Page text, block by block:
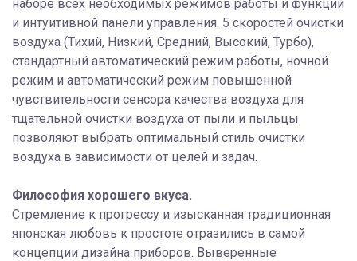
наборе всех необходимых режимов работы и функций
и интуитивной панели управления. 5 скоростей очистки
воздуха (Тихий, Низкий, Средний, Высокий, Турбо),
стандартный автоматический режим работы, ночной
режим и автоматический режим повышенной
чувствительности сенсора качества воздуха для
тщательной очистки воздуха от пыли и пыльцы
позволяют выбрать оптимальный стиль очистки
воздуха в зависимости от целей и задач.
Философия хорошего вкуса.
Стремление к прогрессу и изысканная традиционная
японская любовь к простоте отразились в самой
концепции дизайна приборов. Выверенные